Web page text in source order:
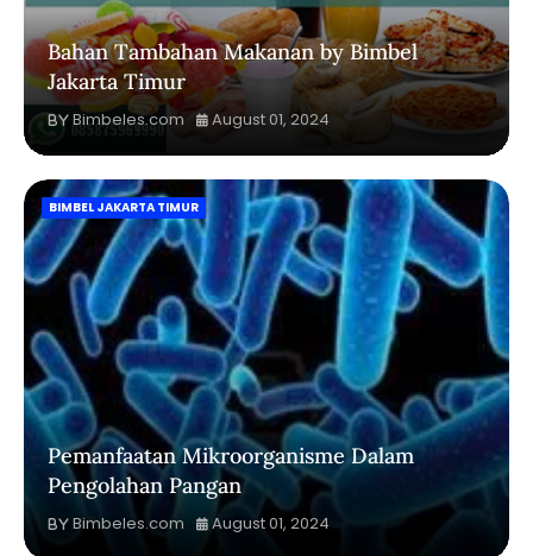
Bahan Tambahan Makanan by Bimbel
Jakarta Timur
Bimbeles.com August 01, 2024
BIMBEL JAKARTA TIMUR
Pemanfaatan Mikroorganisme Dalam
Pengolahan Pangan
Bimbeles.com August 01, 2024